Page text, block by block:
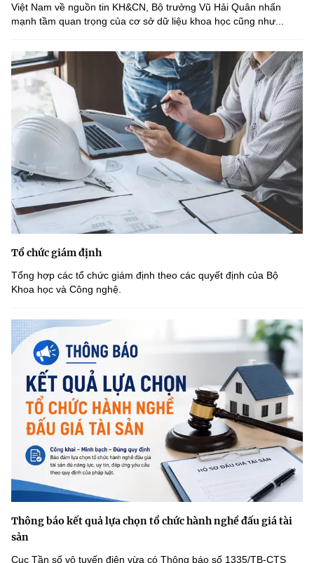
Việt Nam về nguồn tin KH&CN, Bộ trưởng Vũ Hải Quân nhấn
mạnh tầm quan trọng của cơ sở dữ liệu khoa học cũng như...
Tổ chức giám định
Tổng hợp các tổ chức giám định theo các quyết định của Bộ
Khoa học và Công nghệ.
Thông báo kết quả lựa chọn tổ chức hành nghề đấu giá tài
sản
Cục Tần số vô tuyến điện vừa có Thông báo số 1335/TB-CTS